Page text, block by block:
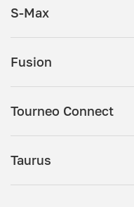
S-Max
Fusion
Tourneo Connect
Taurus